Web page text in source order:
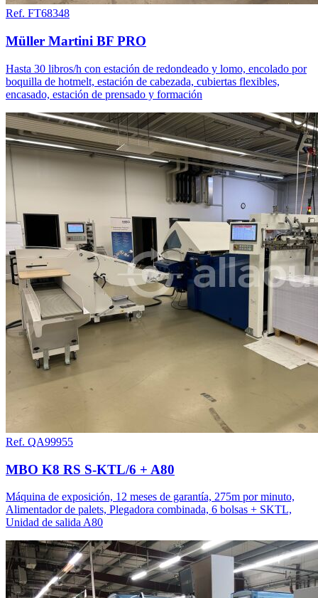
Ref. FT68348
Müller Martini BF PRO
Hasta 30 libros/h con estación de redondeado y lomo, encolado por
boquilla de hotmelt, estación de cabezada, cubiertas flexibles,
encasado, estación de prensado y formación
Ref. QA99955
MBO K8 RS S-KTL/6 + A80
Máquina de exposición, 12 meses de garantía, 275m por minuto,
Alimentador de palets, Plegadora combinada, 6 bolsas + SKTL,
Unidad de salida A80